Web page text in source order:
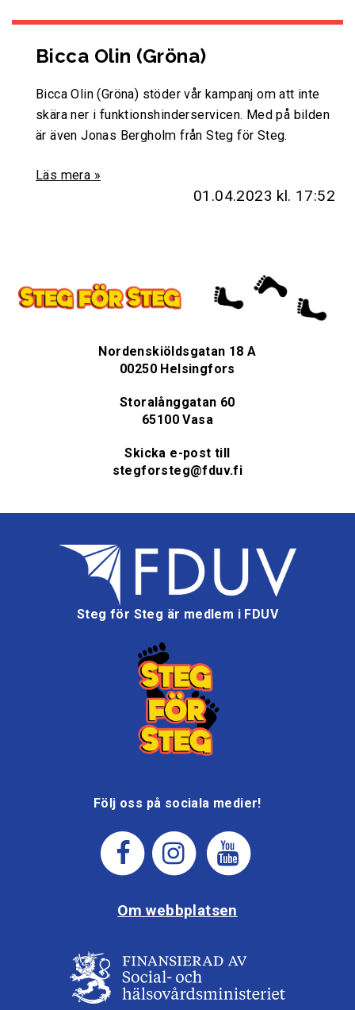
Bicca Olin (Gröna)
Bicca Olin (Gröna) stöder vår kampanj om att inte
skära ner i funktionshinderservicen. Med på bilden
är även Jonas Bergholm från Steg för Steg.
Läs mera »
01.04.2023 kl. 17:52
Nordenskiöldsgatan 18 A
00250 Helsingfors
Storalånggatan 60
65100 Vasa
Skicka e-post till
stegforsteg@fduv.fi
Steg för Steg är medlem i FDUV
Följ oss på sociala medier!
Om webbplatsen